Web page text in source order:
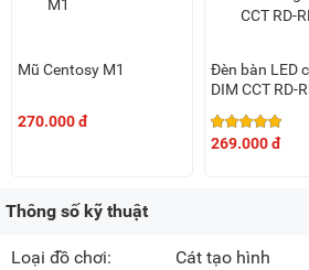
Mũ Centosy M1
270.000 đ
Đèn bàn LED
DIM CCT RD-
269.000 đ
Thông số kỹ thuật
Loại đồ chơi: Cát tạo hình